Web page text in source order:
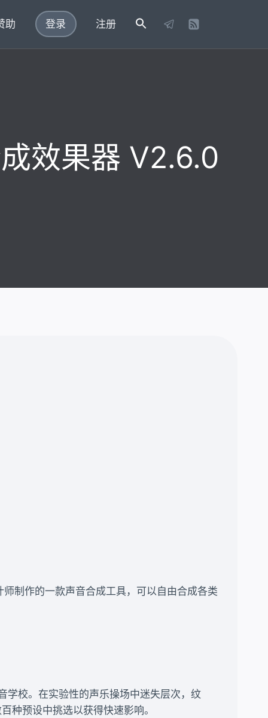
助 登录 注册
效果器 V2.6.0
制作的一款声音合成工具，可以自由合成各类
学校。在实验性的声乐操场中迷失层次，纹
种预设中挑选以获得快速影响。